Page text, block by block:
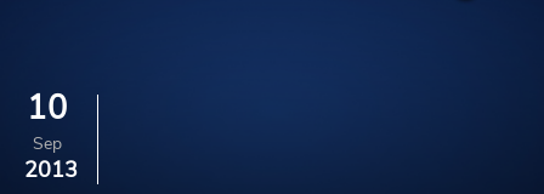
10
Sep
2013